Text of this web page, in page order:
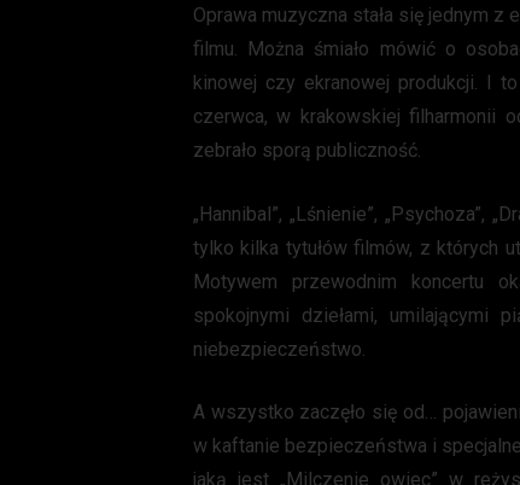
Oprawa muzyczna stała się jednym
filmu. Można śmiało mówić o
kinowej czy ekranowej produkcji. I
czerwca, w krakowskiej filharmonii
zebrało sporą publiczność.
„Hannibal”, „Lśnienie”, „Psychoza”,
tylko kilka tytułów filmów, z których
Motywem przewodnim koncertu
spokojnymi dziełami, umilającymi
niebezpieczeństwo.
A wszystko zaczęło się od…
w kaftanie bezpieczeństwa i
jaką jest „Milczenie owiec” w